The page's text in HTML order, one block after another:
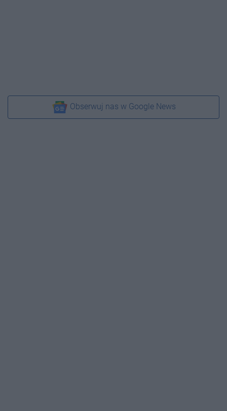
Obserwuj nas w Google News